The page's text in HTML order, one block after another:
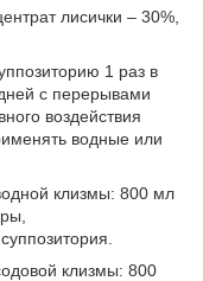
лисички – 30%,
1 раз в
с перерывами
воздействия
водные или
клизмы: 800 мл
клизмы: 800